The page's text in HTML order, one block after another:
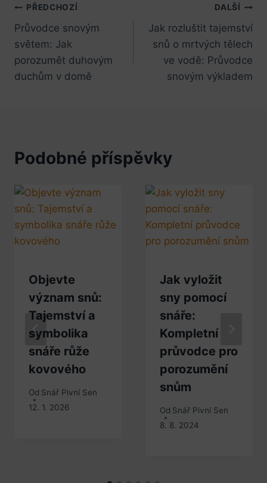
Navigace
pro
příspěvek
PŘEDCHOZÍ
Průvodce snovým
světem: Jak
porozumět duhovým
duchům v domě
DALŠÍ
Jak rozluštit tajemství
snů o mrtvých tělech
ve vodě: Průvodce
snovým výkladem
Podobné příspěvky
Objevte
význam snů:
Tajemství a
symbolika
snáře růže
kovového
Od Snář Pivní Sen
12. 1. 2026
Jak vyložit
sny pomocí
snáře:
Kompletní
průvodce pro
porozumění
snům
Od Snář Pivní Sen
8. 8. 2024